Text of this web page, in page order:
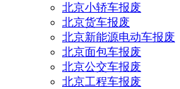
北京小轿车报废
北京货车报废
北京新能源电动车报废
北京面包车报废
北京公交车报废
北京工程车报废